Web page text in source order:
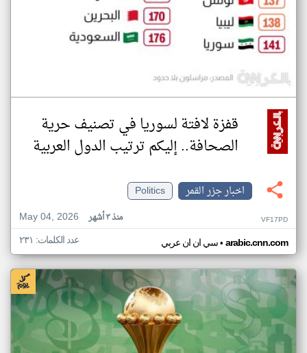
قفزة لافتة لسوريا في تصنيف حرية
الصحافة.. إليكم ترتيب الدول العربية
اخبار جزر القمر
Politics
May 04, 2026
منذ ٣ أشهر VF17PD
سي ان ان عربي• arabic.cnn.com عدد الكلمات: ٢٣١